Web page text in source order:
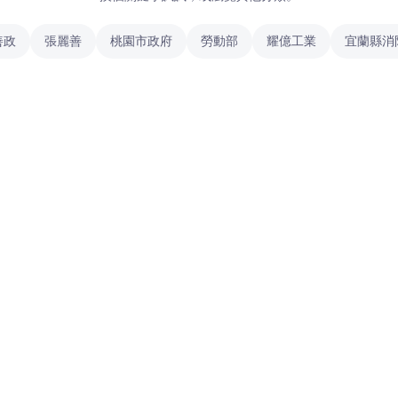
政 張麗善 桃園市政府 勞動部 耀億工業 宜蘭縣消